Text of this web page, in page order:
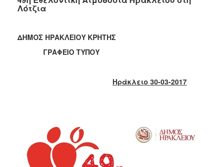
2021
2019
2018
2012
2011
2010
Λότζια
ΔΗΜΟΣ ΗΡΑΚΛΕΙΟΥ ΚΡΗΤΗΣ
ΓΡΑΦΕΙΟ ΤΥΠΟΥ
Ηράκλειο 30-03-2017